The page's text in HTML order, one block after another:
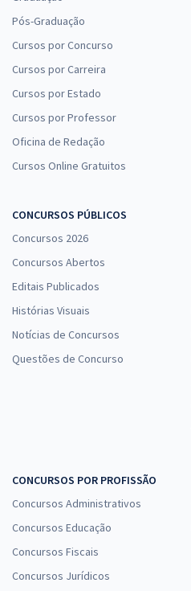
Pós-Graduação
Cursos por Concurso
Cursos por Carreira
Cursos por Estado
Cursos por Professor
Oficina de Redação
Cursos Online Gratuitos
CONCURSOS PÚBLICOS
Concursos 2026
Concursos Abertos
Editais Publicados
Histórias Visuais
Notícias de Concursos
Questões de Concurso
CONCURSOS POR PROFISSÃO
Concursos Administrativos
Concursos Educação
Concursos Fiscais
Concursos Jurídicos